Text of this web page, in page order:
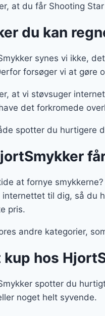
at du får Shooting
du kan
synes vi ikke,
forsøger vi at gøre
at vi støvsuger
det forkromede
spotter du hurtigere
at fornye
internettet til dig, så du
pris.
andre kategorier,
kup hos
spotter du
noget helt syvende.